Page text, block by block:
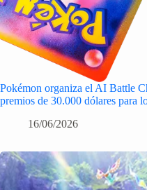
Pokémon organiza el AI Battle
premios de 30.000 dólares para
16/06/2026